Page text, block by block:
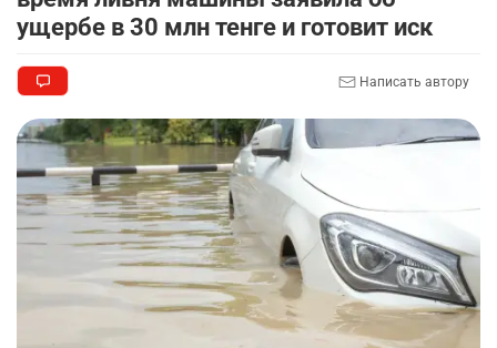
2358 3 18
9
2352 7 72
10
🎬 Умер известный казахстанский
кинорежиссёр Ардак Амиркулов
2326 0 50
ущербе в 30 млн тенге и готовит иск
Написать автору